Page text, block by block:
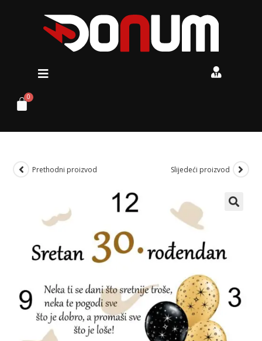
Prethodni proizvod Slijedeći proizvod